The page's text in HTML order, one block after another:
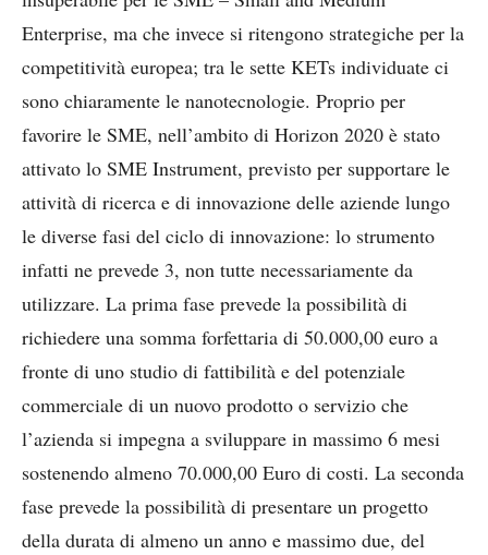
Enterprise, ma che invece si ritengono strategiche per la
competitività europea; tra le sette KETs individuate ci
sono chiaramente le nanotecnologie. Proprio per
favorire le SME, nell’ambito di Horizon 2020 è stato
attivato lo SME Instrument, previsto per supportare le
attività di ricerca e di innovazione delle aziende lungo
le diverse fasi del ciclo di innovazione: lo strumento
infatti ne prevede 3, non tutte necessariamente da
utilizzare. La prima fase prevede la possibilità di
richiedere una somma forfettaria di 50.000,00 euro a
fronte di uno studio di fattibilità e del potenziale
commerciale di un nuovo prodotto o servizio che
l’azienda si impegna a sviluppare in massimo 6 mesi
sostenendo almeno 70.000,00 Euro di costi. La seconda
fase prevede la possibilità di presentare un progetto
della durata di almeno un anno e massimo due, del